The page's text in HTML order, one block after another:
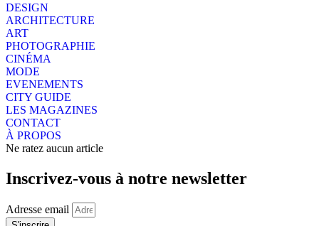
DESIGN
ARCHITECTURE
ART
PHOTOGRAPHIE
CINÉMA
MODE
EVENEMENTS
CITY GUIDE
LES MAGAZINES
CONTACT
À PROPOS
Ne ratez aucun article
Inscrivez-vous à notre newsletter
Adresse email